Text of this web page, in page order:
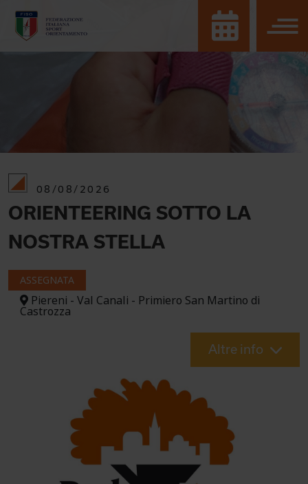
08/08/2026
ORIENTEERING SOTTO LA
NOSTRA STELLA
ASSEGNATA
Piereni - Val Canali - Primiero San Martino di
Castrozza
Altre info